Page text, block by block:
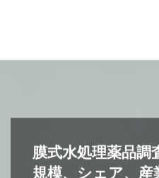
膜式水処理薬品調
規模、シェア、